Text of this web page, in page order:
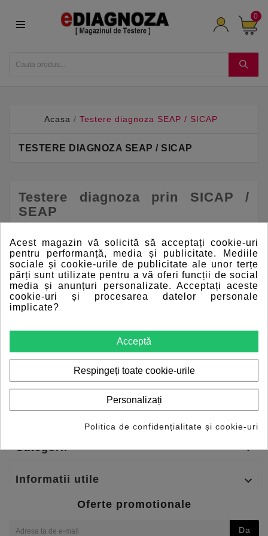
0
Acasa Testere diagnoza SEAP / SICAP
TESTERE DIAGNOZA SEAP / SICAP
Testere diagnoza prin SICAP /
SEAP
auto, camioane, autobuze, utilaje, etc prin
SICAP cu plata la termen.
Transportul produselor de diagnoza este ofert
gratuit pana la sediul clientului pentru orice
produs comandat prin platforma e-licitatie.ro
Daca aveti intrebari referitoare la modul de
Toate produsele de diagnoza oferite vin cu
garantie minim 12 luni.
Categorii 
Informatii utile 
Oferte promotionale
Da
Acest magazin vă solicită să acceptați cookie-uri
pentru performanță, media și publicitate. Mediile
sociale și cookie-urile de publicitate ale unor terțe
părți sunt utilizate pentru a vă oferi funcții de social
media și anunțuri personalizate. Acceptați aceste
cookie-uri și procesarea datelor personale
implicate?
Acceptă
Respingeți toate cookie-urile
Personalizați
Politica de confidențialitate și cookie-uri